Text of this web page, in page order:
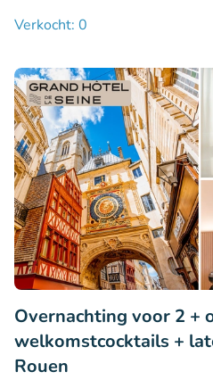
Verkocht: 0
Overnachting voor 2 +
welkomstcocktails +
Rouen